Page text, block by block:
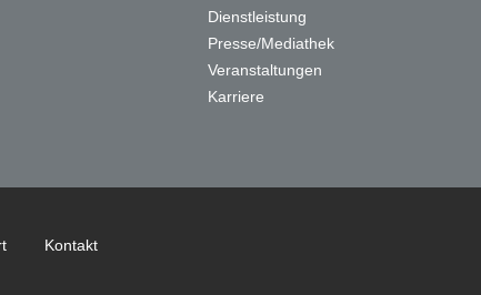
Dienstleistung
Presse/Mediathek
Veranstaltungen
Karriere
Kontakt